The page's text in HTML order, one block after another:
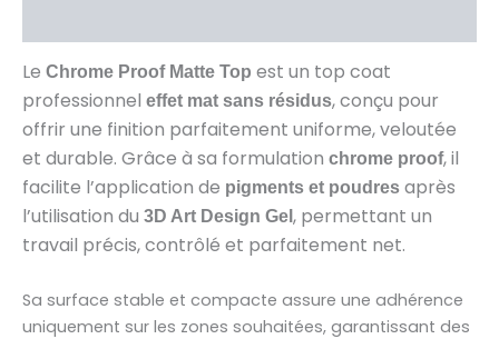
Le Chrome Proof Matte Top est un top coat
professionnel effet mat sans résidus, conçu pour
offrir une finition parfaitement uniforme, veloutée
et durable. Grâce à sa formulation chrome proof, il
facilite l’application de pigments et poudres après
l’utilisation du 3D Art Design Gel , permettant un
travail précis, contrôlé et parfaitement net.
Sa surface stable et compacte assure une adhérence
uniquement sur les zones souhaitées, garantissant des